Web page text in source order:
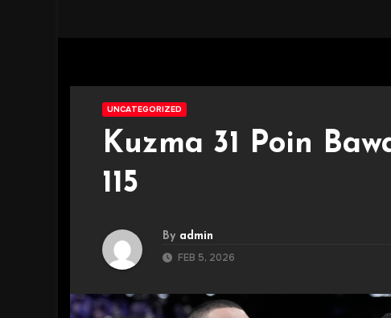
UNCATEGORIZED
Kuzma 31 Poin
115
By admin
FEB 5, 2026